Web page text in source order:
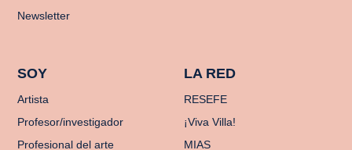
Newsletter
SOY
Artista
Profesor/investigador
Profesional del arte
LA RED
RESEFE
¡Viva Villa!
MIAS